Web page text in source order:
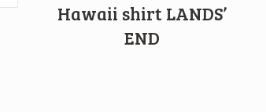
Hawaii shirt LANDS’
END